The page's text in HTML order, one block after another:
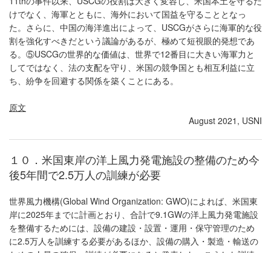
けでなく、海軍とともに、海外において国益を守ることとなっ
た。さらに、中国の海洋進出によって、USCGがさらに海軍的な役
割を強化すべきだという議論があるが、極めて短視眼的発想であ
る。⑤USCGの世界的な価値は、世界で12番目に大きい海軍力と
してではなく、法の支配を守り、米国の競争国とも相互利益に立
ち、紛争を回避する関係を築くことにある。
原文
August 2021, USNI
１０．米国東岸の洋上風力発電施設の整備のため今
後5年間で2.5万人の訓練が必要
世界風力機構(Global Wind Organization: GWO)によれば、米国東
岸に2025年までに計画とおり、合計で9.1GWの洋上風力発電施設
を整備するためには、設備の建設・設置・運用・保守管理のため
に2.5万人を訓練する必要があるほか、設備の購入・製造・輸送の